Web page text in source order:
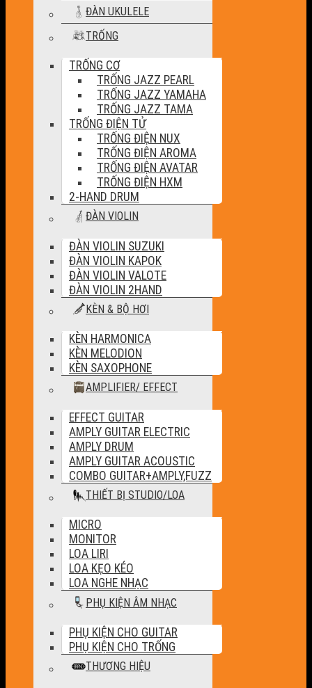
ĐÀN UKULELE
TRỐNG
TRỐNG CƠ
TRỐNG JAZZ PEARL
TRỐNG JAZZ YAMAHA
TRỐNG JAZZ TAMA
TRỐNG ĐIỆN TỬ
TRỐNG ĐIỆN NUX
TRỐNG ĐIỆN AROMA
TRỐNG ĐIỆN AVATAR
TRỐNG ĐIỆN HXM
2-HAND DRUM
ĐÀN VIOLIN
ĐÀN VIOLIN SUZUKI
ĐÀN VIOLIN KAPOK
ĐÀN VIOLIN VALOTE
ĐÀN VIOLIN 2HAND
KÈN & BỘ HƠI
KÈN HARMONICA
KÈN MELODION
KÈN SAXOPHONE
AMPLIFIER/ EFFECT
EFFECT GUITAR
AMPLY GUITAR ELECTRIC
AMPLY DRUM
AMPLY GUITAR ACOUSTIC
COMBO GUITAR+AMPLY,FUZZ
THIẾT BỊ STUDIO/LOA
MICRO
MONITOR
LOA LIRI
LOA KẸO KÉO
LOA NGHE NHẠC
PHỤ KIỆN ÂM NHẠC
PHỤ KIỆN CHO GUITAR
PHỤ KIỆN CHO TRỐNG
THƯƠNG HIỆU